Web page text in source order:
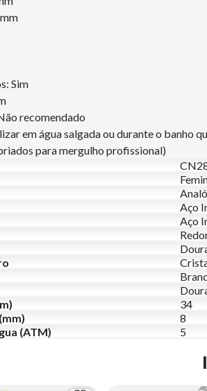
Sim
recomendado
em água salgada ou durante o banho
para mergulho profissional)
Aço
Aço
34
8
(ATM)
5